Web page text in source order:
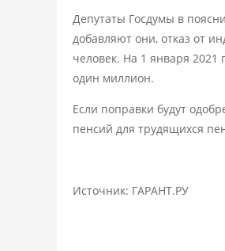
Депутаты Госдумы в
добавляют они, отказ от
человек. На 1 января 2021
один миллион.
Если поправки будут
пенсий для трудящихся
Источник: ГАРАНТ.РУ